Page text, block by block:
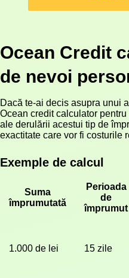
Ocean Credit
de nevoi
Dacă te-ai decis asupra unui
Ocean credit calculator
ale derulării acestui tip de
exactitate care vor fi costurile
Exemple de calcul
Suma
împrumutată
Perioada
de
împrumut
1.000 de lei 15 zile